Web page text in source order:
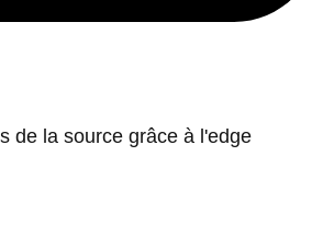
de la source grâce à l'edge